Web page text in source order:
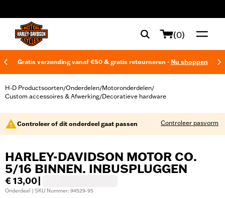
(0)
Gratis verzending vanaf €50 & gratis retourneren - Nu shoppen
H-D Productsoorten/Onderdelen/Motoronderdelen/
Custom accessoires & Afwerking/Decoratieve hardware
Controleer of dit onderdeel gaat passen Controleer pasvorm
HARLEY-DAVIDSON MOTOR CO.
5/16 BINNEN. INBUSPLUGGEN
€ 13,00
Onderdeel | SKU Nummer: 94529-95